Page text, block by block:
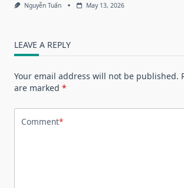
Nguyễn Tuấn May 13, 2026
LEAVE A REPLY
Your email address will not be published.
are marked *
Comment*